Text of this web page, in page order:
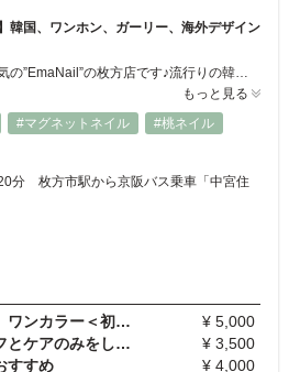
韓国、ワンホン、ガーリー、海外デザイン
もっと見る
#マグネットネイル
#桃ネイル
分 枚方市駅から京阪バス乗車「中宮住
《hand》【美フォルム】ワンカラー＜初回オフ無料＞
¥ 5,000
《hand》オフのみ（オフとケアのみをしたい方に）
¥ 3,500
すすめ
¥ 4,000